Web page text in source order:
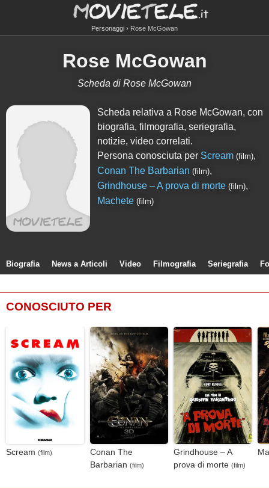
Personaggi Rose McGowan
Rose McGowan
Scheda di Rose McGowan
Scheda relativa a Rose McGowan, con
biografia, filmografia, seriegrafia,
notizie, video correlati.
Persona conosciuta per Scream (film),
Conan The Barbarian (film),
Grindhouse – A prova di morte (film),
Machete (film)
Biografia News a Articoli Video Filmografia Seriegrafia
CONOSCIUTO PER
Scream (film)
Conan The
Barbarian (film)
Grindhouse – A
prova di morte (film)